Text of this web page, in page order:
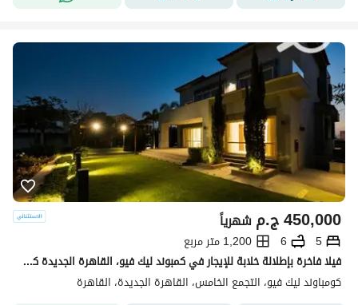
ج.م450,000 شهرياً
5
6
1,200 متر مربع
فيلا فاخرة بإطلالة خلابة للإيجار في كمبوند ليك فيو، القاهرة الجديدة كمبوند ليك فيو الراقي لأول مرة للإيجار إطلالة بانورامية مميزة على البحيرات ومسبح
كومباوند ليك فيو، التجمع الخامس، القاهرة الجديدة، القاهرة